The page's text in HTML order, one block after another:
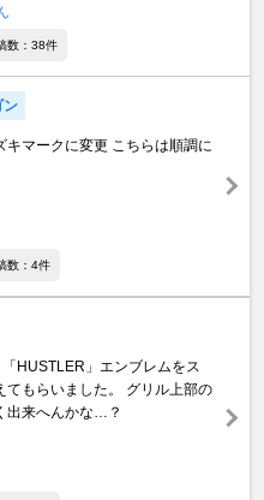
数：38件
ン
キマークに変更 こちらは順調に
数：4件
「HUSTLER」エンブレムをス
てもらいました。 グリル上部の
出来へんかな…？